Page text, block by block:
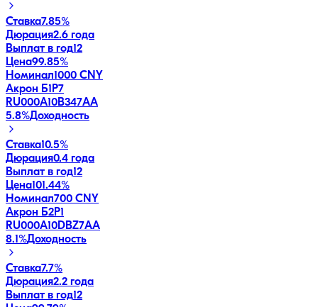
Ставка7.85%
Дюрация2.6 года
Выплат в год12
Цена99.85%
Номинал1000 CNY
Акрон Б1P7
RU000A10B347AA
5.8%Доходность
Ставка10.5%
Дюрация0.4 года
Выплат в год12
Цена101.44%
Номинал700 CNY
Акрон Б2P1
RU000A10DBZ7AA
8.1%Доходность
Ставка7.7%
Дюрация2.2 года
Выплат в год12